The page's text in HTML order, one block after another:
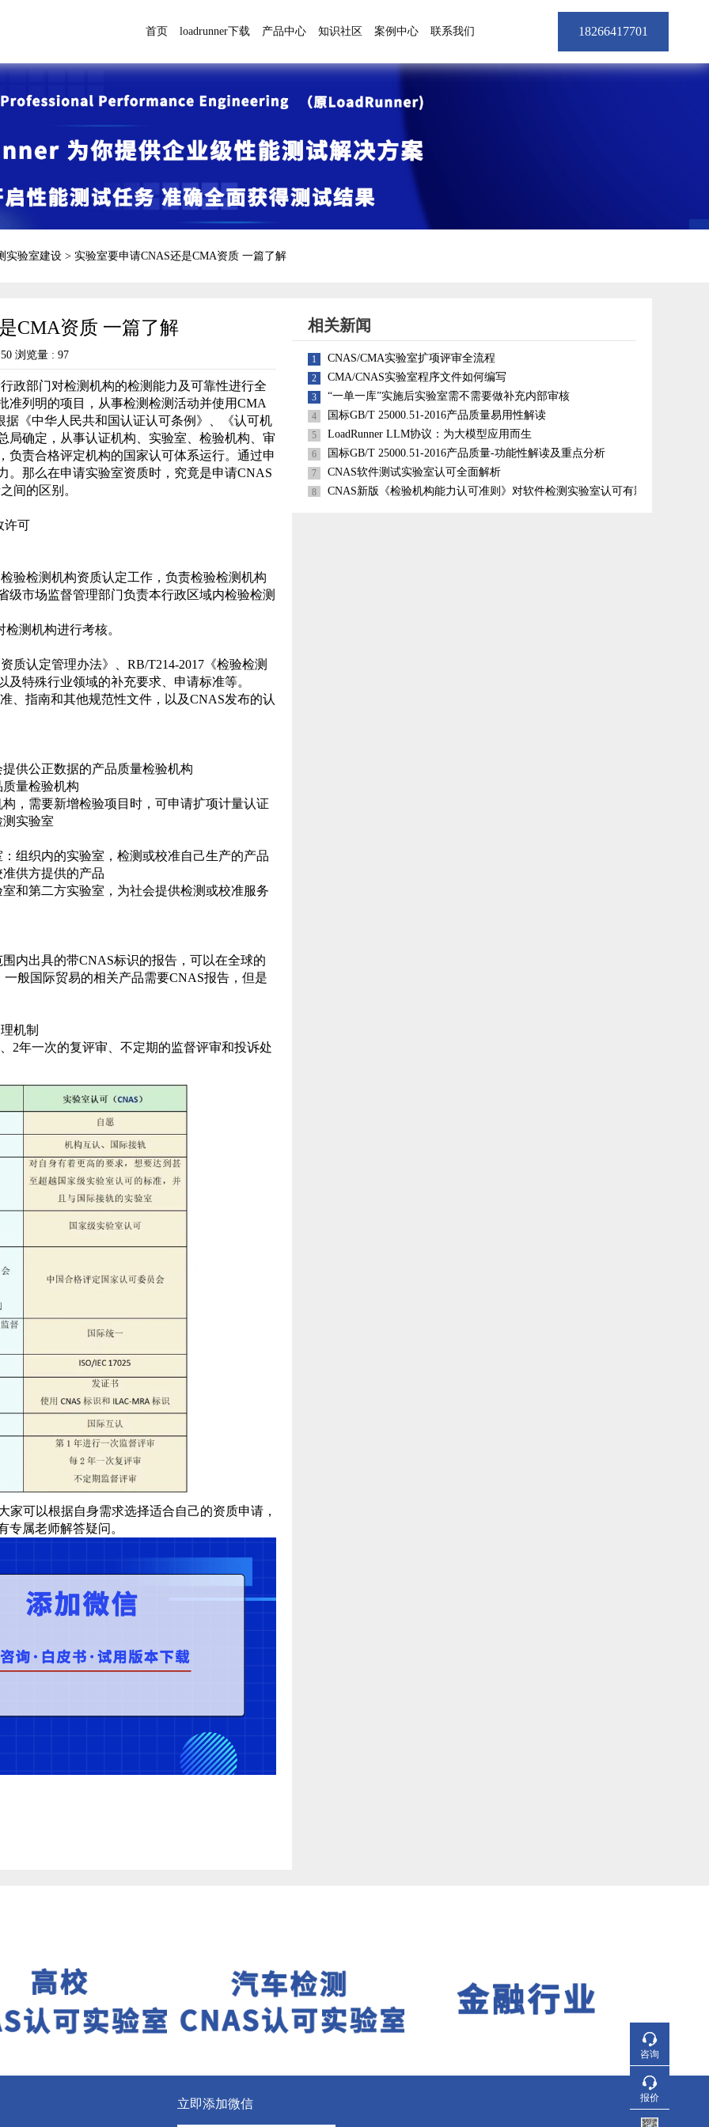
18266417701
首页 loadrunner下载 产品中心 知识社区 案例中心 联系我们
咨询
报价
实验室建设 > 实验室要申请CNAS还是CMA资质 一篇了解
CMA资质 一篇了解
浏览量 : 97
政部门对检测机构的检测能力及可靠性进行全
准列明的项目，从事检测检测活动并使用CMA
《中华人民共和国认证认可条例》、《认可机
局确定，从事认证机构、实验室、检验机构、审
负责合格评定机构的国家认可体系运行。通过申
。那么在申请实验室资质时，究竟是申请CNAS
间的区别。
许可
验检测机构资质认定工作，负责检验检测机构
市场监督管理部门负责本行政区域内检验检测
测机构进行考核。
质认定管理办法》、RB/T214-2017《检验检测
特殊行业领域的补充要求、申请标准等。
、指南和其他规范性文件，以及CNAS发布的认
供公正数据的产品质量检验机构
量检验机构
，需要新增检验项目时，可申请扩项计量认证
实验室
组织内的实验室，检测或校准自己生产的产品
供方提供的产品
和第二方实验室，为社会提供检测或校准服务
内出具的带CNAS标识的报告，可以在全球的
般国际贸易的相关产品需要CNAS报告，但是
机制
2年一次的复评审、不定期的监督评审和投诉处
可以根据自身需求选择适合自己的资质申请，
属老师解答疑问。
相关新闻
1 CNAS/CMA实验室扩项评审全流程
2 CMA/CNAS实验室程序文件如何编写
3 “一单一库”实施后实验室需不需要做补充内部审核
4 国标GB/T 25000.51-2016产品质量易用性解读
5 LoadRunner LLM协议：为大模型应用而生
6 国标GB/T 25000.51-2016产品质量-功能性解读及重点分析
7 CNAS软件测试实验室认可全面解析
8 CNAS新版《检验机构能力认可准则》对软件检测实验室认可有影响吗
立即添加微信